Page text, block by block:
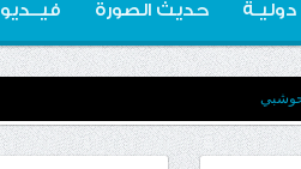
دوليـة حديث الصورة فيــديو